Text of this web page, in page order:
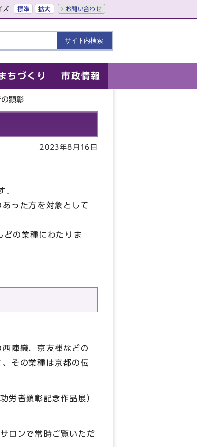
ズ 標準 拡大 お問い合わせ
ちづくり 市政情報
顕彰
2023年8月16日
。
った方を対象として
の業種にわたりま
陣織、京友禅などの
その業種は京都の伝
労者顕彰記念作品展）
ロンで常時ご覧いただ